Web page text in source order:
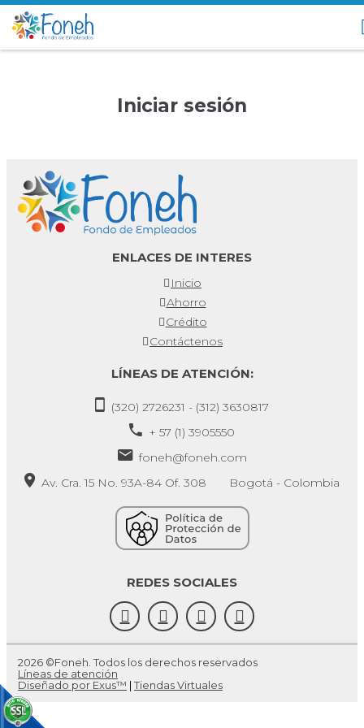
Iniciar sesión
ENLACES DE INTERES
Inicio
Ahorro
Crédito
Contáctenos
LÍNEAS DE ATENCIÓN:
(320) 2726231 - (312) 3630817
+ 57 (1) 3905550
foneh@foneh.com
Av. Cra. 15 No. 93A-84 Of. 308 Bogotá - Colombia
REDES SOCIALES
2026 ©Foneh. Todos los derechos reservados
Líneas de atención
Diseñado por Exus™ |Tiendas Virtuales